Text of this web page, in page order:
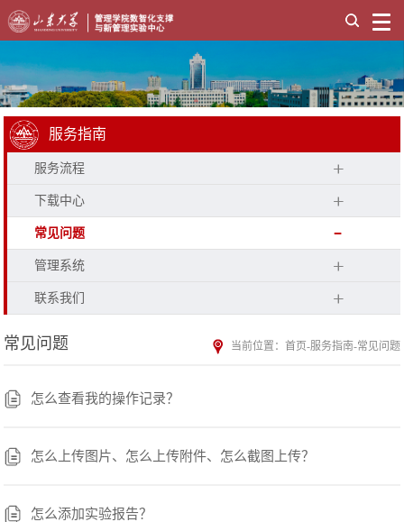
服务指南
服务流程
下载中心
常见问题
管理系统
联系我们
常见问题 当前位置： 首页-服务指南-常见问题
怎么查看我的操作记录？
怎么上传图片、怎么上传附件、怎么截图上传？
怎么添加实验报告？